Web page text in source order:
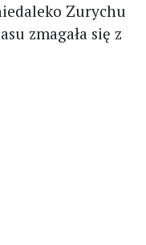
Zurychu
zmagała się z